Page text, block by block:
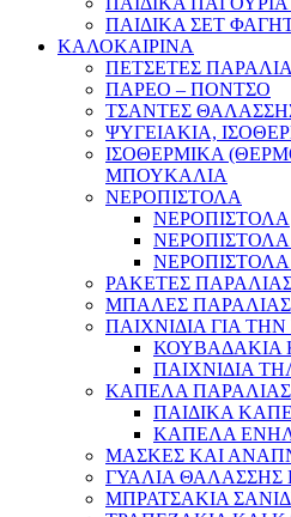
ΠΑΙΔΙΚΑ ΣΕΤ
ΚΑΛΟΚΑΙΡΙΝΑ
ΠΕΤΣΕΤΕΣ
ΠΑΡΕΟ – ΠΟΝΤΣΟ
ΤΣΑΝΤΕΣ
ΨΥΓΕΙΑΚΙΑ,
ΙΣΟΘΕΡΜΙΚΑ
ΜΠΟΥΚΑΛΙΑ
ΝΕΡΟΠΙΣΤΟΛΑ
ΝΕΡΟΠΙΣΤΟΛΑ
ΡΑΚΕΤΕΣ
ΜΠΑΛΕΣ ΠΑΡΑΛΙΑΣ
ΠΑΙΧΝΙΔΙΑ ΓΙΑ
ΚΟΥΒΑΔΑΚΙΑ
ΠΑΙΧΝΙΔΙΑ
ΚΑΠΕΛΑ ΠΑΡΑΛΙΑΣ
ΠΑΙΔΙΚΑ
ΚΑΠΕΛΑ
ΜΑΣΚΕΣ ΚΑΙ
ΓΥΑΛΙΑ ΘΑΛΑΣΣΗΣ
ΜΠΡΑΤΣΑΚΙΑ